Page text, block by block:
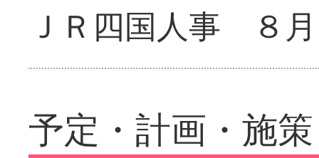
ＪＲ四国人事 ８
予定・計画・施策